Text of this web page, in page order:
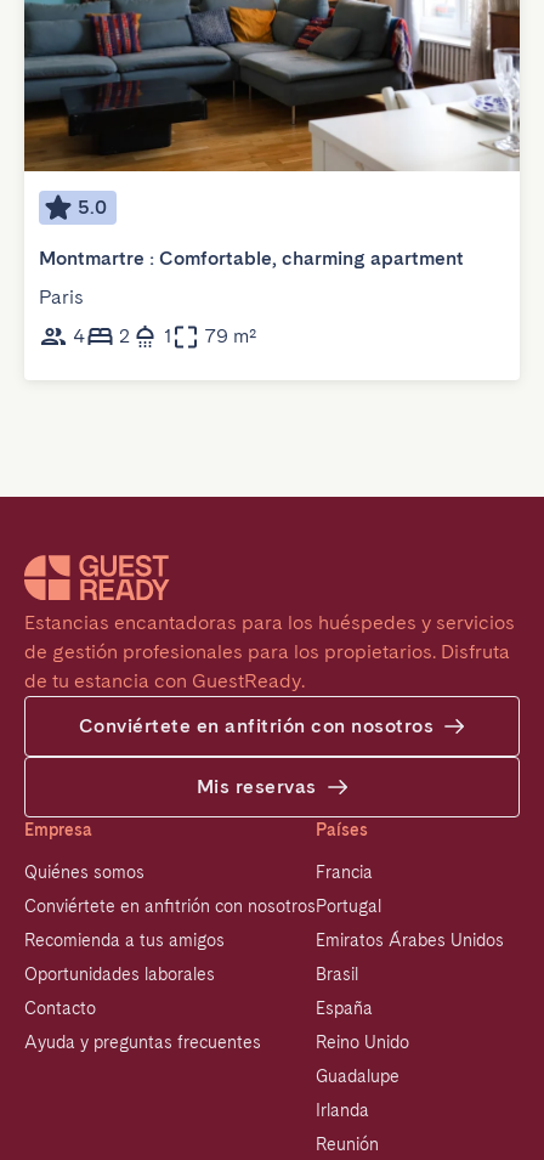
5.0
Montmartre : Comfortable, charming apartment
Paris
4
2 1 79 m²
Estancias encantadoras para los huéspedes y servicios
de gestión profesionales para los propietarios. Disfruta
de tu estancia con GuestReady.
Conviértete en anfitrión con nosotros
Mis reservas
Empresa
Quiénes somos
Conviértete en anfitrión con nosotros
Recomienda a tus amigos
Oportunidades laborales
Contacto
Ayuda y preguntas frecuentes
Países
Francia
Portugal
Emiratos Árabes Unidos
Brasil
España
Reino Unido
Guadalupe
Irlanda
Reunión